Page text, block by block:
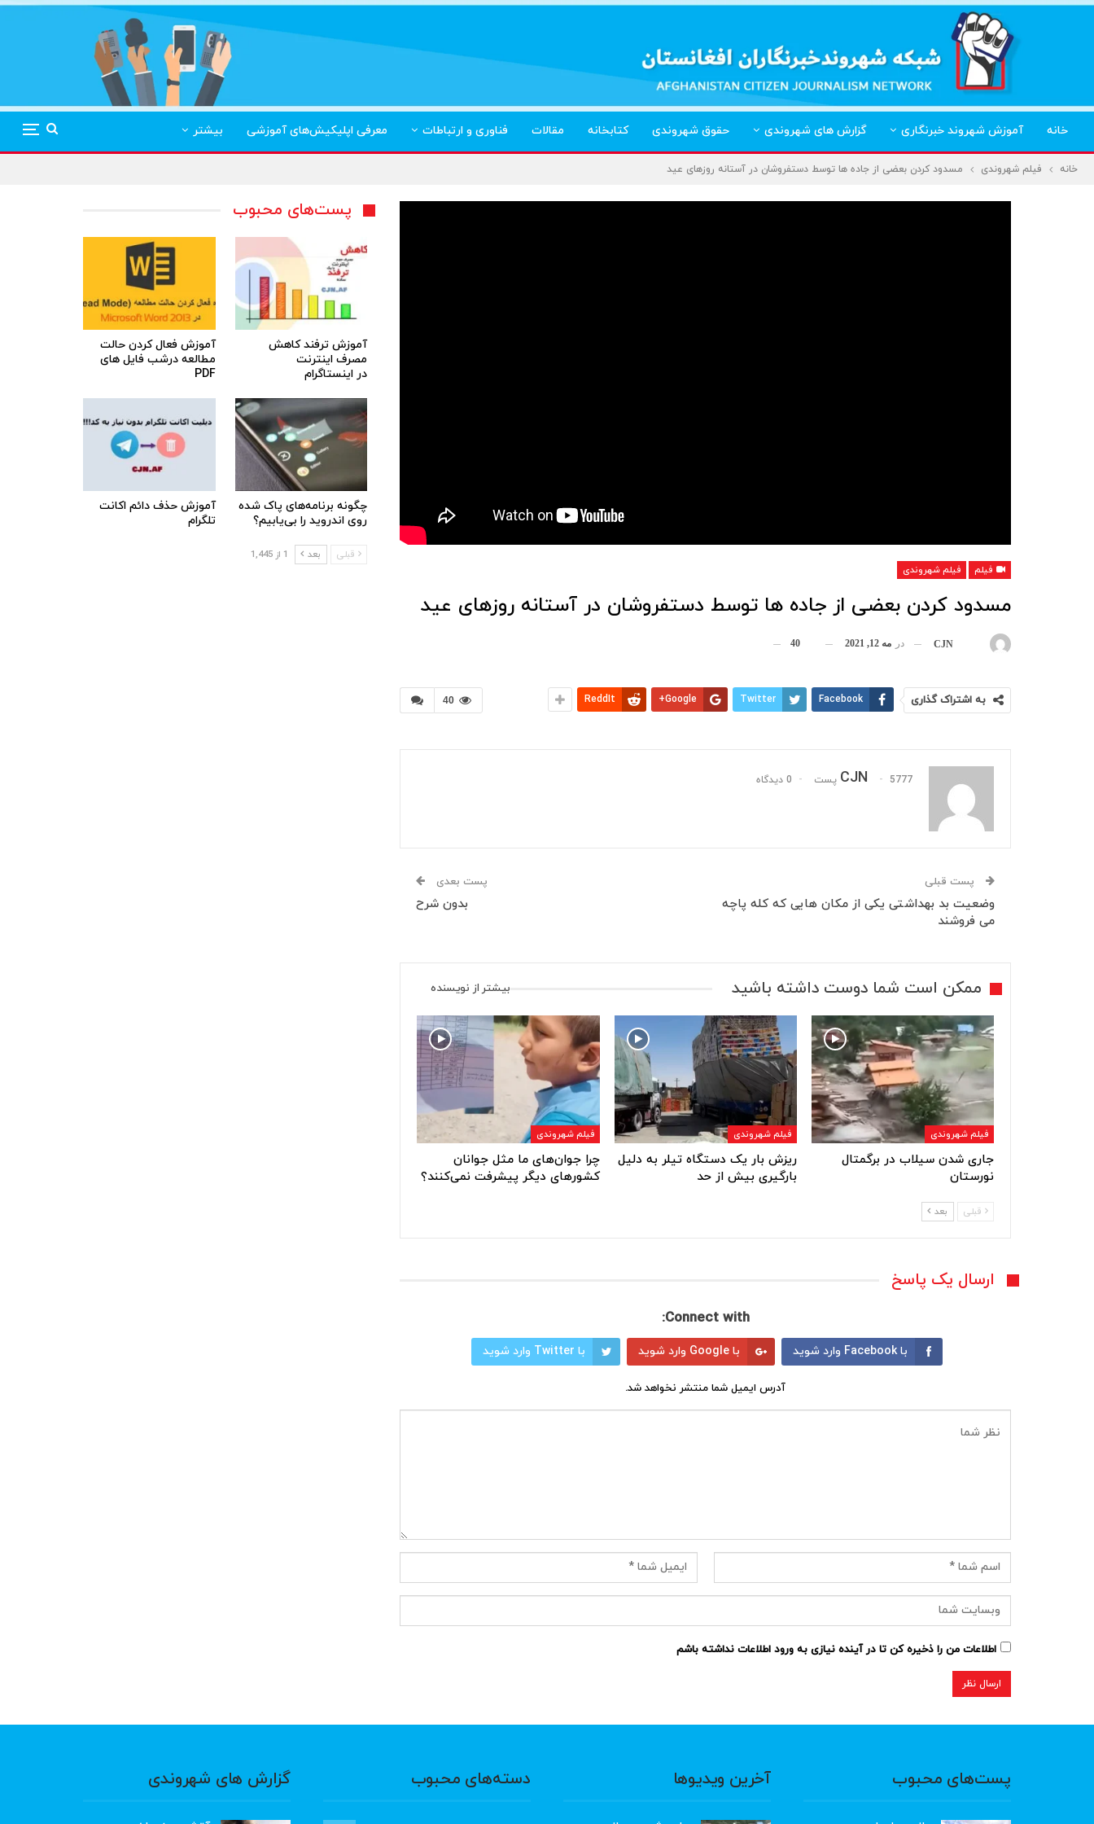
خانه آموزش شهروند خبرنگاری گزارش های شهروندی حقوق شهروندی کتابخانه مقالات فناوری و ارتباطات معرفی اپلیکیش‌های آموزشی بیشتر
خانه فیلم شهروندی مسدود کردن بعضی از جاده ها توسط دستفروشان در آستانه روزهای عید
فیلم فیلم شهروندی
مسدود کردن بعضی از جاده ها توسط دستفروشان در آستانه روزهای عید
CJN در مه 12, 2021 40
40 به اشتراک گذاری Facebook
Twitter
Google+
ReddIt
CJN 5777 پست 0 دیدگاه
پست قبلی
وضعیت بد بهداشتی یکی از مکان هایی که کله پاچه
می فروشند
پست بعدی
بدون شرح
ممکن است شما دوست داشته باشید بیشتر از نویسنده
فیلم شهروندی
جاری شدن سیلاب در برگمتال
نورستان
فیلم شهروندی
ریزش بار یک دستگاه تیلر به دلیل
بارگیری بیش از حد
فیلم شهروندی
چرا جوان‌های ما مثل جوانان
کشورهای دیگر پیشرفت نمی‌کنند؟
قبلی بعد
ارسال یک پاسخ
Connect with:
با Facebook وارد شوید با Google وارد شوید با Twitter وارد شوید
آدرس ایمیل شما منتشر نخواهد شد.
اطلاعات من را ذخیره کن تا در آینده نیازی به ورود اطلاعات نداشته باشم
پست‌های محبوب
آموزش ترفند کاهش
مصرف اینترنت
در اینستاگرام
آموزش فعال کردن حالت
مطالعه درشب فایل های
PDF
چگونه برنامه‌های پاک شده
روی اندروید را بی‌یابیم؟
آموزش حذف دائم اکانت
تلگرام
قبلی بعد 1 از 1,445
پست‌های محبوب آخرین ویدیوها دسته‌های محبوب گزارش های شهروندی